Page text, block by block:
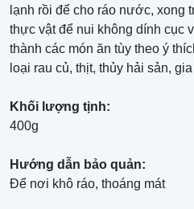
lạnh rồi để cho ráo nước, xong
thực vật để nui không dính cục
thành các món ăn tùy theo ý
loại rau củ, thịt, thủy hải sản, gia
Khối lượng tịnh:
400g
Hướng dẫn bảo quản:
Để nơi khô ráo, thoáng mát